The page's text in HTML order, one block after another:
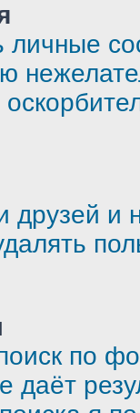
личные
друзей и
по
даёт